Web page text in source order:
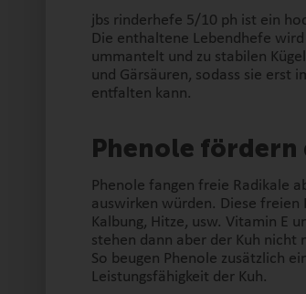
jbs rinderhefe 5/10 ph ist ein
Die enthaltene Lebendhefe
ummantelt und zu stabilen
und Gärsäuren, sodass sie erst
entfalten kann.
Phenole fördern
Phenole fangen freie Radikale
auswirken würden. Diese freien
Kalbung, Hitze, usw. Vitamin E
stehen dann aber der Kuh nicht
So beugen Phenole zusätzlich
Leistungsfähigkeit der Kuh.